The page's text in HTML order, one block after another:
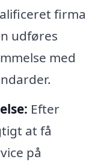
firma
udføres
med
Efter
at få
på